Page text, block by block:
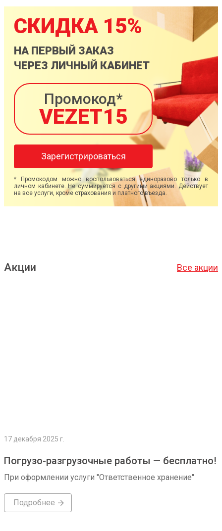
СКИДКА 15%
НА ПЕРВЫЙ ЗАКАЗ
ЧЕРЕЗ ЛИЧНЫЙ КАБИНЕТ
Промокод*
VEZET15
Зарегистрироваться
* Промокодом можно воспользоваться единоразово только в
личном кабинете. Не суммируется с другими акциями. Действует
на все услуги, кроме страхования и платного въезда.
Акции Все акции
17 декабря 2025 г.
Погрузо-разгрузочные работы — бесплатно!
При оформлении услуги "Ответственное хранение"
Подробнее